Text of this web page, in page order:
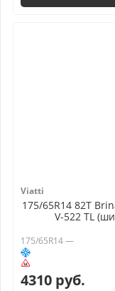
Viatti
175/65R14 82T
V-522 TL
175/65R14 —
4310 руб.